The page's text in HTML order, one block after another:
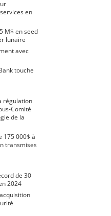
en
M$ en seed
lunaire
avec
touche
régulation
Comité
de la
175 000$ à
transmises
de 30
2024